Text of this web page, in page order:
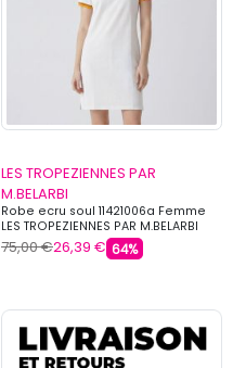
LES TROPEZIENNES PAR
M.BELARBI
Robe ecru soul 11421006a Femme
LES TROPEZIENNES PAR M.BELARBI
75,00 €26,39 € 64%